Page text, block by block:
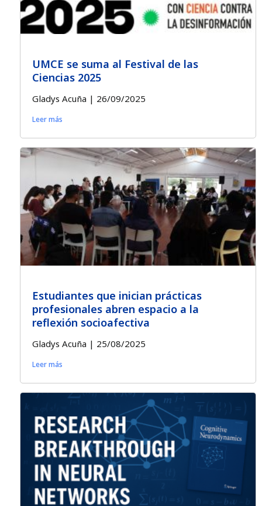
UMCE se suma al Festival de las
Ciencias 2025
Gladys Acuña 26/09/2025
Leer más
Estudiantes que inician prácticas
profesionales abren espacio a la
reflexión socioafectiva
Gladys Acuña 25/08/2025
Leer más